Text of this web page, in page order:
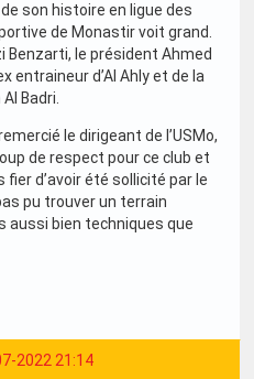
son histoire en ligue des
de Monastir voit grand.
Benzarti, le président Ahmed
entraineur d’Al Ahly et de la
Badri.
le dirigeant de l’USMo,
de respect pour ce club et
fier d’avoir été sollicité par le
pu trouver un terrain
aussi bien techniques que
2022 21:14